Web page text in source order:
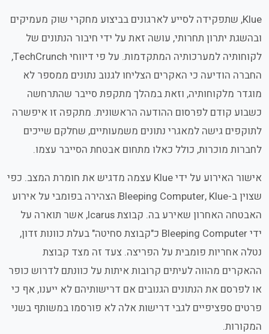
Klue, שתפקידה לסייע לארגונים בביצוע מחקרי שוק מעמיקים
ובהשגת יתרון תחרותי, עושה זאת על ידי חיבור הנתונים של
לקוחותיה למערכותיה המתקדמות. על פי דיווחי TechCrunch,
החברה הודיעה כי האקרים הצליחו לגנוב נתונים ממספר לא
מוגדר מלקוחותיה, וזאת במהלך מתקפת סייבר שהתרחשה
כשבוע קודם לפרסום ההודעה הראשונית. מתקפה זו איפשרה
לתוקפים גישה למאגרי נתונים משמעותיים, שחלקם שייכים
לחברות מוכרות, כולל כאלו מתחום אבטחת הסייבר עצמו.
אישור האירוע על ידי Klue עצמה מדגיש את חומרת המצב. כפי
שצוין ב-Bleeping Computer, Klue הצהירה בפומבי על אירוע
האבטחה האחרון שאירע בה. קבוצת Icarus, אשר תוארה על
ידי Bleeping Computer כ"קבוצת סחיטה" בעלת כוונות זדון,
נטלה אחריות פומבית על הפריצה. צעד זה מצד קבוצת
ההאקרים מהווה לעיתים קרובות איתות על כוונתם לדרוש כופר
או לפרסם את הנתונים הגנובים אם דרישותיהם לא ייענו, אף כי
פרטים ספציפיים לגבי דרישות אלה לא פורסמו במשותף בשני
המקורות.